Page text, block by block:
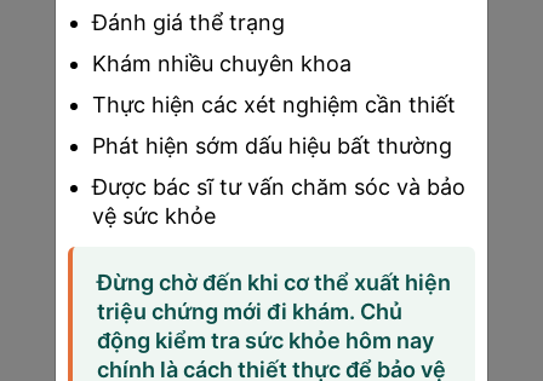
một thai kỳ khỏe mạnh, an toàn và yên tâm chào
đón con yêu. Phòng khám
Sài Gòn Medik
đội ngũ bác sĩ giàu kinh nghiệm cùng trang thiết bị
hiện đại, giúp mẹ theo dõi thai kỳ toàn diện. Đặt
lịch ngay hôm nay để được tư vấn qua hotline
19005175.
>>> Bạn có thể xem thêm:
Tất tần tật về khám thai sinh đôi và những
lưu ý cho mẹ bầu
Một quy trình khám thai của bộ y tế
Đánh giá thể trạng
Khám nhiều chuyên khoa
Thực hiện các xét nghiệm cần thiết
Phát hiện sớm dấu hiệu bất thường
Được bác sĩ tư vấn chăm sóc và bảo
vệ sức khỏe
Đừng chờ đến khi cơ thể xuất hiện
triệu chứng mới đi khám. Chủ
động kiểm tra sức khỏe hôm nay
chính là cách thiết thực để bảo vệ